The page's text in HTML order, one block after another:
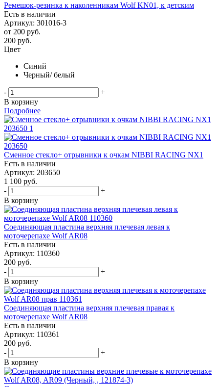
Ремешок-резинка к наколенникам Wolf KN01, к детским
Есть в наличии
Артикул: 301016-3
от 200 руб.
200 руб.
Цвет
Синий
Черный/ белый
-
+
В корзину
Подробнее
Сменное стекло+ отрывники к очкам NIBBI RACING NX1
Есть в наличии
Артикул: 203650
1 100 руб.
-
+
В корзину
Соединяющая пластина верхняя плечевая левая к
моточерепахе Wolf AR08
Есть в наличии
Артикул: 110360
200 руб.
-
+
В корзину
Соединяющая пластина верхняя плечевая правая к
моточерепахе Wolf AR08
Есть в наличии
Артикул: 110361
200 руб.
-
+
В корзину